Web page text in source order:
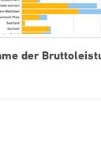
der